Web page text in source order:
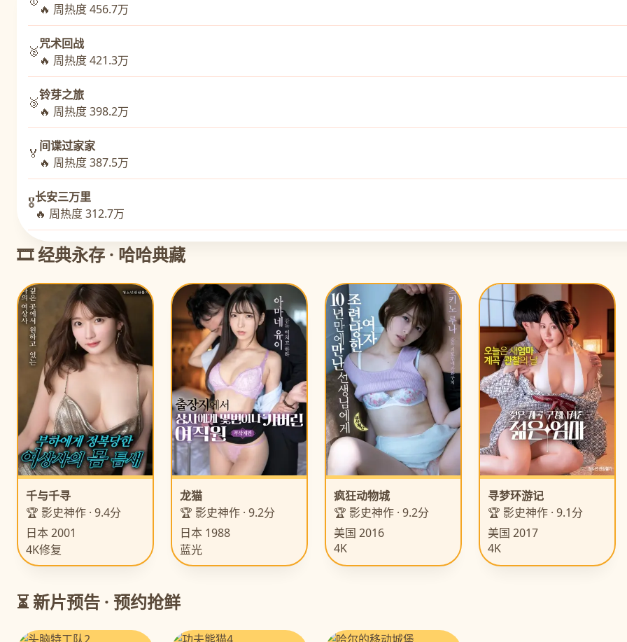
🔥 周热度 456.7万
🥈咒术回战
🔥 周热度 421.3万
🥉铃芽之旅
🔥 周热度 398.2万
🏅 间谍过家家
🔥 周热度 387.5万
🎖️长安三万里
🔥 周热度 312.7万
🎞️ 经典永存 · 哈哈典藏
千与千寻
🏆 影史神作 · 9.4分
日本 2001
4K修复
龙猫
🏆 影史神作 · 9.2分
日本 1988
蓝光
疯狂动物城
🏆 影史神作 · 9.2分
美国 2016
4K
寻梦环游记
🏆 影史神作 · 9.1分
美国 2017
4K
⏳ 新片预告 · 预约抢鲜